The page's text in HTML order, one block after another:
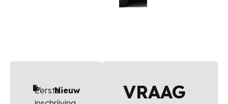
EersteNieuw
VRAAG